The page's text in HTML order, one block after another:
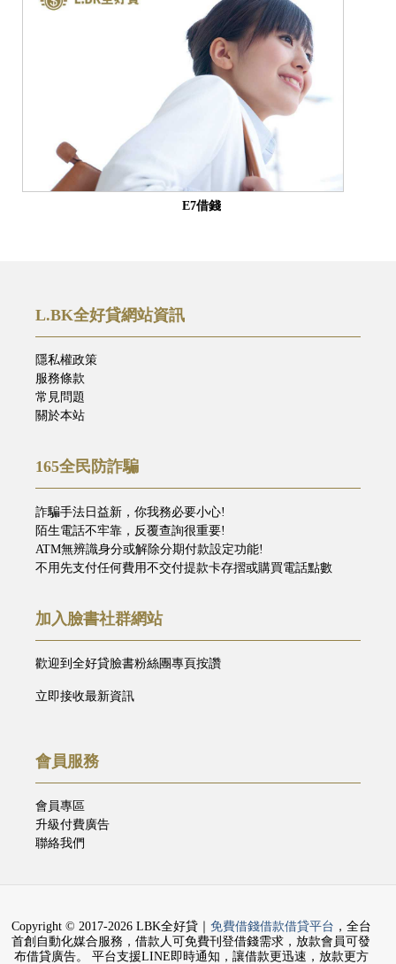
E7借錢
L.BK全好貸網站資訊
隱私權政策
服務條款
常見問題
關於本站
165全民防詐騙
詐騙手法日益新，你我務必要小心!
陌生電話不牢靠，反覆查詢很重要!
ATM無辨識身分或解除分期付款設定功能!
不用先支付任何費用不交付提款卡存摺或購買電話點數
加入臉書社群網站
歡迎到全好貸臉書粉絲團專頁按讚
立即接收最新資訊
會員服務
會員專區
升級付費廣告
聯絡我們
Copyright © 2017-2026 LBK全好貸｜ 免費借錢借款借貸平台 ，全台
首創自動化媒合服務，借款人可免費刊登借錢需求，放款會員可發
布借貸廣告。 平台支援LINE即時通知，讓借款更迅速，放款更方